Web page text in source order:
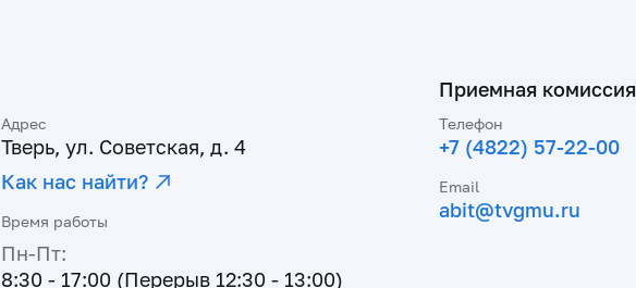
Адрес
Тверь, ул. Советская, д. 4
Как нас найти?
Время работы
Пн-Пт:
8:30 - 17:00 (Перерыв 12:30 - 13:00)
Приемная комиссия
Телефон
+7 (4822) 57-22-00
Email
abit@tvgmu.ru